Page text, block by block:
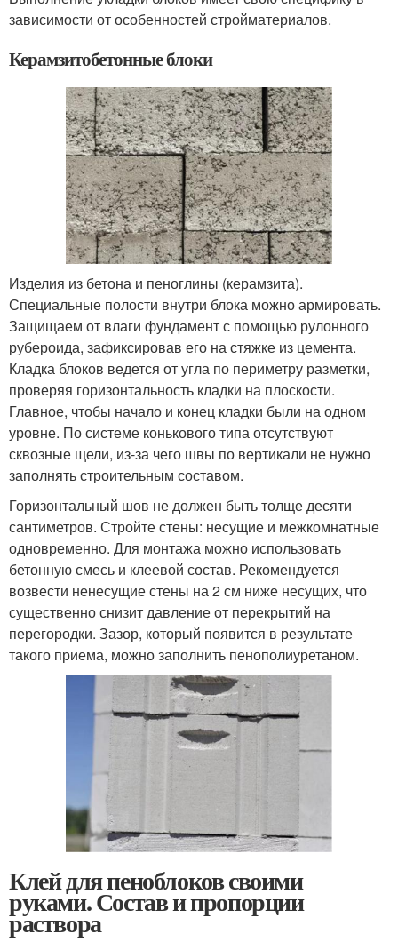
зависимости от особенностей стройматериалов.
Керамзитобетонные блоки
Изделия из бетона и пеноглины (керамзита).
Специальные полости внутри блока можно армировать.
Защищаем от влаги фундамент с помощью рулонного
рубероида, зафиксировав его на стяжке из цемента.
Кладка блоков ведется от угла по периметру разметки,
проверяя горизонтальность кладки на плоскости.
Главное, чтобы начало и конец кладки были на одном
уровне. По системе конькового типа отсутствуют
сквозные щели, из-за чего швы по вертикали не нужно
заполнять строительным составом.
Горизонтальный шов не должен быть толще десяти
сантиметров. Стройте стены: несущие и межкомнатные
одновременно. Для монтажа можно использовать
бетонную смесь и клеевой состав. Рекомендуется
возвести ненесущие стены на 2 см ниже несущих, что
существенно снизит давление от перекрытий на
перегородки. Зазор, который появится в результате
такого приема, можно заполнить пенополиуретаном.
Клей для пеноблоков своими
руками. Состав и пропорции
раствора